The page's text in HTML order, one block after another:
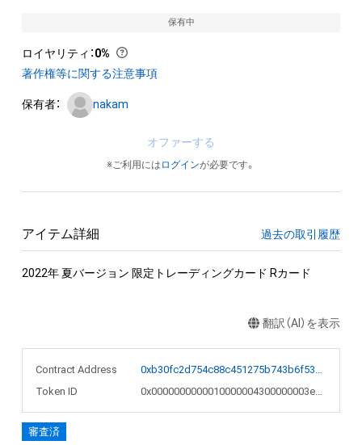
保有中
ロイヤリティ ：0%
著作権等に関する注意事項
保有者： nakam
オファーする
※ご利用には ログインが必要です。
アイテム詳細 過去の取引履歴
2022年 夏バージョン 限定トレーディングカード Rカード
翻訳（AI）を表示
Contract Address
0xb30fc2d754c88c451275b743b6f530f19f643683
Token ID
0x0000000000010000004300000003e1cd
審査済